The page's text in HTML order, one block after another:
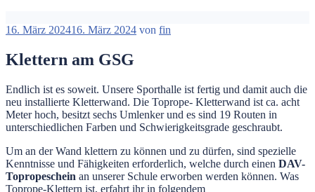
Veröffentlicht
16. März 202416. März 2024 von fin
Klettern am GSG
Endlich ist es soweit. Unsere Sporthalle ist fertig und damit auch die
neu installierte Kletterwand. Die Toprope- Kletterwand ist ca. acht
Meter hoch, besitzt sechs Umlenker und es sind 19 Routen in
unterschiedlichen Farben und Schwierigkeitsgrade geschraubt.
Um an der Wand klettern zu können und zu dürfen, sind spezielle
Kenntnisse und Fähigkeiten erforderlich, welche durch einen DAV-
Topropeschein an unserer Schule erworben werden können. Was
Toprope-Klettern ist, erfahrt ihr in folgendem